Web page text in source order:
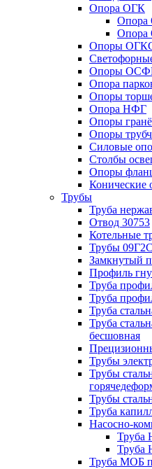
Опора ОГК
Опора
Опора
Опоры
Опоры
Опора
Опоры
Опора НФГ
Опоры
Опоры
Силовые
Столбы
Опоры
Конические
Трубы
Труба
Отвод 30753
Котельные
Трубы 09Г2С
Замкнутый
Профиль
Труба
Труба
Труба
Труба
бесшовная
Трубы
Трубы
Трубы
Труба
Насосно-
Труба
Труба
Труба МОБ